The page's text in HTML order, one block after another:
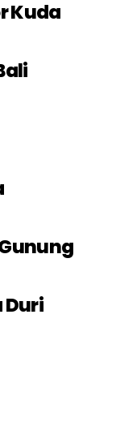
Kuda